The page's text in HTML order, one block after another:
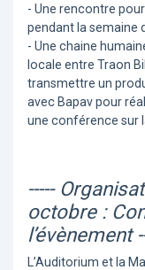
- Une rencontre
pendant la semaine
- Une chaine
locale entre Traon
transmettre un
avec Bapav pour
une conférence sur
-----
octobre :
l’évènement
L’Auditorium et la